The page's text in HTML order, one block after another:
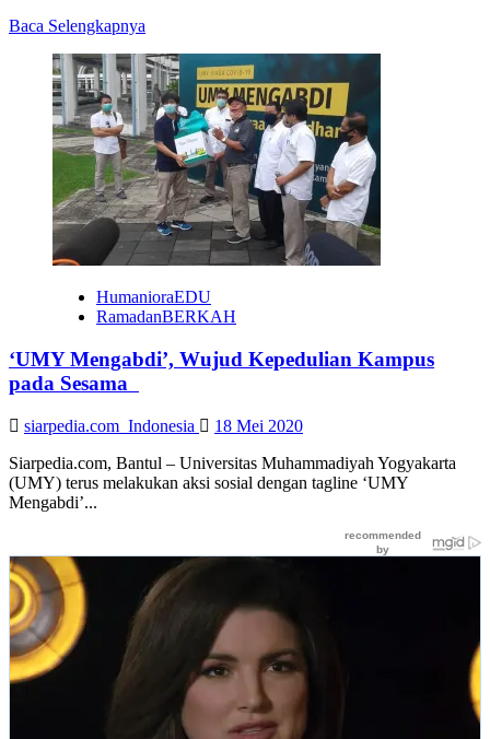
Baca Selengkapnya
about
Mahasiswa
UMBY
:
‘Kita
Peduli,
Kita
Memberi
Arti’
HumanioraEDU
RamadanBERKAH
‘UMY Mengabdi’, Wujud Kepedulian Kampus
pada Sesama
siarpedia.com_Indonesia
18 Mei 2020
Siarpedia.com, Bantul – Universitas Muhammadiyah Yogyakarta
(UMY) terus melakukan aksi sosial dengan tagline ‘UMY
Mengabdi’...